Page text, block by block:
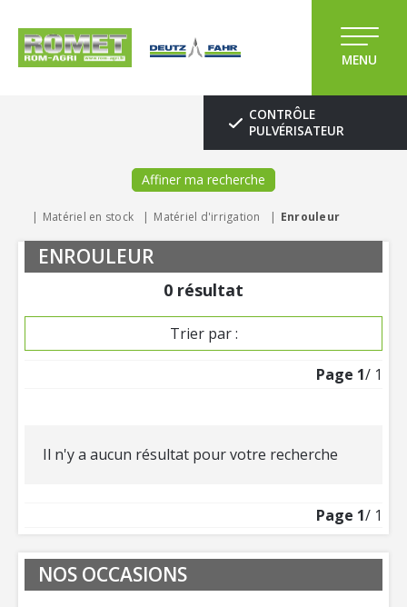
MENU
CONTRÔLE
PULVÉRISATEUR
Affiner ma recherche
Matériel en stock Matériel d'irrigation Enrouleur
ENROULEUR
0 résultat
Trier par :
Page 1/ 1
Il n'y a aucun résultat pour votre recherche
Page 1/ 1
NOS OCCASIONS